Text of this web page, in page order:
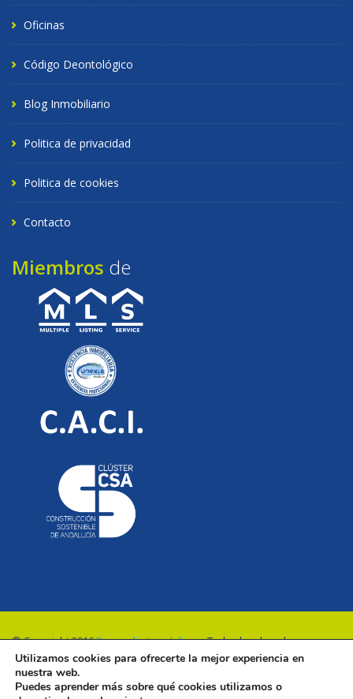
Oficinas
Código Deontológico
Blog Inmobiliario
Politica de privacidad
Politica de cookies
Contacto
Miembros de
© Copyright 2016Renovalia Inmobiliaria. Todos los derechos
reservados.
Utilizamos cookies para ofrecerte la mejor experiencia en
nuestra web.
Puedes aprender más sobre qué cookies utilizamos o